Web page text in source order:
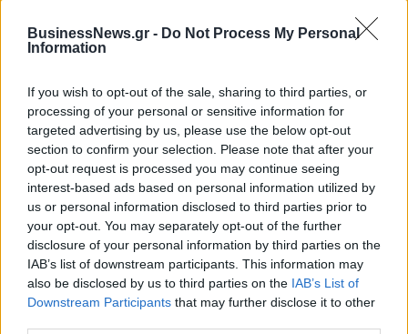
BusinessNews.gr - Do Not Process My Personal
Information
If you wish to opt-out of the sale, sharing to third parties, or
processing of your personal or sensitive information for
targeted advertising by us, please use the below opt-out
section to confirm your selection. Please note that after your
opt-out request is processed you may continue seeing
interest-based ads based on personal information utilized by
us or personal information disclosed to third parties prior to
your opt-out. You may separately opt-out of the further
disclosure of your personal information by third parties on the
IAB’s list of downstream participants. This information may
also be disclosed by us to third parties on the IAB’s List of
Downstream Participants that may further disclose it to other